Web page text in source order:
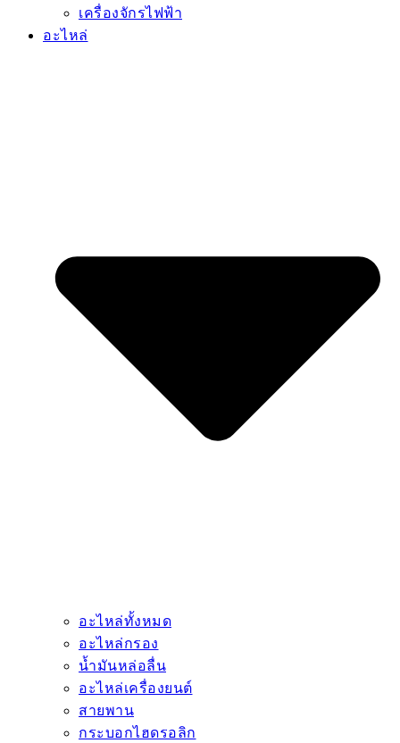
เครื่องจักรไฟฟ้า
อะไหล่
อะไหล่ทั้งหมด
อะไหล่กรอง
น้ำมันหล่อลื่น
อะไหล่เครื่องยนต์
สายพาน
กระบอกไฮดรอลิก